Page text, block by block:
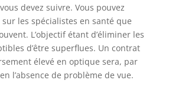
devez suivre. Vous pouvez
les spécialistes en santé que
L’objectif étant d’éliminer les
d’être superflues. Un contrat
élevé en optique sera, par
l’absence de problème de vue.